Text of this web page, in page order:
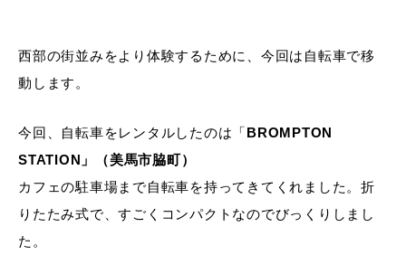
西部の街並みをより体験するために、今回は自転車で移
動します。
今回、自転車をレンタルしたのは「BROMPTON
STATION」（美馬市脇町）
カフェの駐車場まで自転車を持ってきてくれました。折
りたたみ式で、すごくコンパクトなのでびっくりしまし
た。